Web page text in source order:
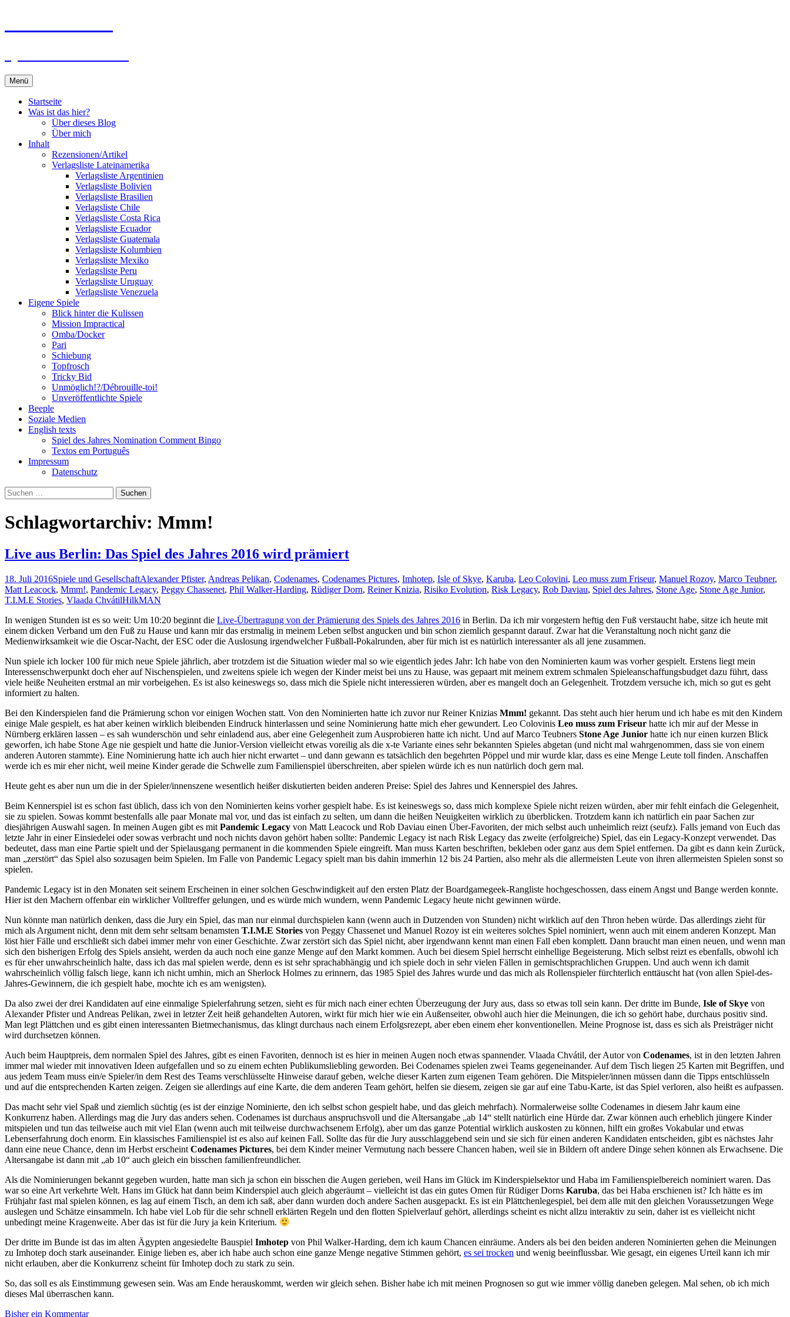
Menü
Startseite
Was ist das hier?
Über dieses Blog
Über mich
Inhalt
Rezensionen/Artikel
Verlagsliste Lateinamerika
Verlagsliste Argentinien
Verlagsliste Bolivien
Verlagsliste Brasilien
Verlagsliste Chile
Verlagsliste Costa Rica
Verlagsliste Ecuador
Verlagsliste Guatemala
Verlagsliste Kolumbien
Verlagsliste Mexiko
Verlagsliste Peru
Verlagsliste Uruguay
Verlagsliste Venezuela
Eigene Spiele
Blick hinter die Kulissen
Mission Impractical
Omba/Docker
Pari
Schiebung
Topfrosch
Tricky Bid
Unmöglich!?/Débrouille-toi!
Unveröffentlichte Spiele
Beeple
Soziale Medien
English texts
Spiel des Jahres Nomination Comment Bingo
Textos em Português
Impressum
Datenschutz
Suchen
nach:
Schlagwortarchiv: Mmm!
Live aus Berlin: Das Spiel des Jahres 2016 wird prämiert
18. Juli 2016Spiele und GesellschaftAlexander Pfister, Andreas Pelikan, Codenames, Codenames Pictures, Imhotep, Isle of Skye, Karuba, Leo Colovini, Leo muss zum Friseur, Manuel Rozoy, Marco Teubner,
Matt Leacock, Mmm!, Pandemic Legacy, Peggy Chassenet, Phil Walker-Harding, Rüdiger Dorn, Reiner Knizia, Risiko Evolution, Risk Legacy, Rob Daviau, Spiel des Jahres, Stone Age, Stone Age Junior,
T.I.M.E Stories, Vlaada ChvátilHilkMAN
In wenigen Stunden ist es so weit: Um 10:20 beginnt die Live-Übertragung von der Prämierung des Spiels des Jahres 2016 in Berlin. Da ich mir vorgestern heftig den Fuß verstaucht habe, sitze ich heute mit
einem dicken Verband um den Fuß zu Hause und kann mir das erstmalig in meinem Leben selbst angucken und bin schon ziemlich gespannt darauf. Zwar hat die Veranstaltung noch nicht ganz die
Medienwirksamkeit wie die Oscar-Nacht, der ESC oder die Auslosung irgendwelcher Fußball-Pokalrunden, aber für mich ist es natürlich interessanter als all jene zusammen.
Nun spiele ich locker 100 für mich neue Spiele jährlich, aber trotzdem ist die Situation wieder mal so wie eigentlich jedes Jahr: Ich habe von den Nominierten kaum was vorher gespielt. Erstens liegt mein
Interessenschwerpunkt doch eher auf Nischenspielen, und zweitens spiele ich wegen der Kinder meist bei uns zu Hause, was gepaart mit meinem extrem schmalen Spieleanschaffungsbudget dazu führt, dass
viele heiße Neuheiten erstmal an mir vorbeigehen. Es ist also keineswegs so, dass mich die Spiele nicht interessieren würden, aber es mangelt doch an Gelegenheit. Trotzdem versuche ich, mich so gut es geht
informiert zu halten.
Bei den Kinderspielen fand die Prämierung schon vor einigen Wochen statt. Von den Nominierten hatte ich zuvor nur Reiner Knizias Mmm! gekannt. Das steht auch hier herum und ich habe es mit den Kindern
einige Male gespielt, es hat aber keinen wirklich bleibenden Eindruck hinterlassen und seine Nominierung hatte mich eher gewundert. Leo Colovinis Leo muss zum Friseur hatte ich mir auf der Messe in
Nürnberg erklären lassen – es sah wunderschön und sehr einladend aus, aber eine Gelegenheit zum Ausprobieren hatte ich nicht. Und auf Marco Teubners Stone Age Junior hatte ich nur einen kurzen Blick
geworfen, ich habe Stone Age nie gespielt und hatte die Junior-Version vielleicht etwas voreilig als die x-te Variante eines sehr bekannten Spieles abgetan (und nicht mal wahrgenommen, dass sie von einem
anderen Autoren stammte). Eine Nominierung hatte ich auch hier nicht erwartet – und dann gewann es tatsächlich den begehrten Pöppel und mir wurde klar, dass es eine Menge Leute toll finden. Anschaffen
werde ich es mir eher nicht, weil meine Kinder gerade die Schwelle zum Familienspiel überschreiten, aber spielen würde ich es nun natürlich doch gern mal.
Heute geht es aber nun um die in der Spieler/innenszene wesentlich heißer diskutierten beiden anderen Preise: Spiel des Jahres und Kennerspiel des Jahres.
Beim Kennerspiel ist es schon fast üblich, dass ich von den Nominierten keins vorher gespielt habe. Es ist keineswegs so, dass mich komplexe Spiele nicht reizen würden, aber mir fehlt einfach die Gelegenheit,
sie zu spielen. Sowas kommt bestenfalls alle paar Monate mal vor, und das ist einfach zu selten, um dann die heißen Neuigkeiten wirklich zu überblicken. Trotzdem kann ich natürlich ein paar Sachen zur
diesjährigen Auswahl sagen. In meinen Augen gibt es mit Pandemic Legacy von Matt Leacock und Rob Daviau einen Über-Favoriten, der mich selbst auch unheimlich reizt (seufz). Falls jemand von Euch das
letzte Jahr in einer Einsiedelei oder sowas verbracht und noch nichts davon gehört haben sollte: Pandemic Legacy ist nach Risk Legacy das zweite (erfolgreiche) Spiel, das ein Legacy-Konzept verwendet. Das
bedeutet, dass man eine Partie spielt und der Spielausgang permanent in die kommenden Spiele eingreift. Man muss Karten beschriften, bekleben oder ganz aus dem Spiel entfernen. Da gibt es dann kein Zurück,
man „zerstört“ das Spiel also sozusagen beim Spielen. Im Falle von Pandemic Legacy spielt man bis dahin immerhin 12 bis 24 Partien, also mehr als die allermeisten Leute von ihren allermeisten Spielen sonst so
spielen.
Pandemic Legacy ist in den Monaten seit seinem Erscheinen in einer solchen Geschwindigkeit auf den ersten Platz der Boardgamegeek-Rangliste hochgeschossen, dass einem Angst und Bange werden konnte.
Hier ist den Machern offenbar ein wirklicher Volltreffer gelungen, und es würde mich wundern, wenn Pandemic Legacy heute nicht gewinnen würde.
Nun könnte man natürlich denken, dass die Jury ein Spiel, das man nur einmal durchspielen kann (wenn auch in Dutzenden von Stunden) nicht wirklich auf den Thron heben würde. Das allerdings zieht für
mich als Argument nicht, denn mit dem sehr seltsam benamsten T.I.M.E Stories von Peggy Chassenet und Manuel Rozoy ist ein weiteres solches Spiel nominiert, wenn auch mit einem anderen Konzept. Man
löst hier Fälle und erschließt sich dabei immer mehr von einer Geschichte. Zwar zerstört sich das Spiel nicht, aber irgendwann kennt man einen Fall eben komplett. Dann braucht man einen neuen, und wenn man
sich den bisherigen Erfolg des Spiels ansieht, werden da auch noch eine ganze Menge auf den Markt kommen. Auch bei diesem Spiel herrscht einhellige Begeisterung. Mich selbst reizt es ebenfalls, obwohl ich
es für eher unwahrscheinlich halte, dass ich das mal spielen werde, denn es ist sehr sprachabhängig und ich spiele doch in sehr vielen Fällen in gemischtsprachlichen Gruppen. Und auch wenn ich damit
wahrscheinlich völlig falsch liege, kann ich nicht umhin, mich an Sherlock Holmes zu erinnern, das 1985 Spiel des Jahres wurde und das mich als Rollenspieler fürchterlich enttäuscht hat (von allen Spiel-des-
Jahres-Gewinnern, die ich gespielt habe, mochte ich es am wenigsten).
Da also zwei der drei Kandidaten auf eine einmalige Spielerfahrung setzen, sieht es für mich nach einer echten Überzeugung der Jury aus, dass so etwas toll sein kann. Der dritte im Bunde, Isle of Skye von
Alexander Pfister und Andreas Pelikan, zwei in letzter Zeit heiß gehandelten Autoren, wirkt für mich hier wie ein Außenseiter, obwohl auch hier die Meinungen, die ich so gehört habe, durchaus positiv sind.
Man legt Plättchen und es gibt einen interessanten Bietmechanismus, das klingt durchaus nach einem Erfolgsrezept, aber eben einem eher konventionellen. Meine Prognose ist, dass es sich als Preisträger nicht
wird durchsetzen können.
Auch beim Hauptpreis, dem normalen Spiel des Jahres, gibt es einen Favoriten, dennoch ist es hier in meinen Augen noch etwas spannender. Vlaada Chvátil, der Autor von Codenames, ist in den letzten Jahren
immer mal wieder mit innovativen Ideen aufgefallen und so zu einem echten Publikumsliebling geworden. Bei Codenames spielen zwei Teams gegeneinander. Auf dem Tisch liegen 25 Karten mit Begriffen, und
aus jedem Team muss ein/e Spieler/in dem Rest des Teams verschlüsselte Hinweise darauf geben, welche dieser Karten zum eigenen Team gehören. Die Mitspieler/innen müssen dann die Tipps entschlüsseln
und auf die entsprechenden Karten zeigen. Zeigen sie allerdings auf eine Karte, die dem anderen Team gehört, helfen sie diesem, zeigen sie gar auf eine Tabu-Karte, ist das Spiel verloren, also heißt es aufpassen.
Das macht sehr viel Spaß und ziemlich süchtig (es ist der einzige Nominierte, den ich selbst schon gespielt habe, und das gleich mehrfach). Normalerweise sollte Codenames in diesem Jahr kaum eine
Konkurrenz haben. Allerdings mag die Jury das anders sehen. Codenames ist durchaus anspruchsvoll und die Altersangabe „ab 14“ stellt natürlich eine Hürde dar. Zwar können auch erheblich jüngere Kinder
mitspielen und tun das teilweise auch mit viel Elan (wenn auch mit teilweise durchwachsenem Erfolg), aber um das ganze Potential wirklich auskosten zu können, hilft ein großes Vokabular und etwas
Lebenserfahrung doch enorm. Ein klassisches Familienspiel ist es also auf keinen Fall. Sollte das für die Jury ausschlaggebend sein und sie sich für einen anderen Kandidaten entscheiden, gibt es nächstes Jahr
dann eine neue Chance, denn im Herbst erscheint Codenames Pictures, bei dem Kinder meiner Vermutung nach bessere Chancen haben, weil sie in Bildern oft andere Dinge sehen können als Erwachsene. Die
Altersangabe ist dann mit „ab 10“ auch gleich ein bisschen familienfreundlicher.
Als die Nominierungen bekannt gegeben wurden, hatte man sich ja schon ein bisschen die Augen gerieben, weil Hans im Glück im Kinderspielsektor und Haba im Familienspielbereich nominiert waren. Das
war so eine Art verkehrte Welt. Hans im Glück hat dann beim Kinderspiel auch gleich abgeräumt – vielleicht ist das ein gutes Omen für Rüdiger Dorns Karuba, das bei Haba erschienen ist? Ich hätte es im
Frühjahr fast mal spielen können, es lag auf einem Tisch, an dem ich saß, aber dann wurden doch andere Sachen ausgepackt. Es ist ein Plättchenlegespiel, bei dem alle mit den gleichen Voraussetzungen Wege
auslegen und Schätze einsammeln. Ich habe viel Lob für die sehr schnell erklärten Regeln und den flotten Spielverlauf gehört, allerdings scheint es nicht allzu interaktiv zu sein, daher ist es vielleicht nicht
unbedingt meine Kragenweite. Aber das ist für die Jury ja kein Kriterium.
Der dritte im Bunde ist das im alten Ägypten angesiedelte Bauspiel Imhotep von Phil Walker-Harding, dem ich kaum Chancen einräume. Anders als bei den beiden anderen Nominierten gehen die Meinungen
zu Imhotep doch stark auseinander. Einige lieben es, aber ich habe auch schon eine ganze Menge negative Stimmen gehört, es sei trocken und wenig beeinflussbar. Wie gesagt, ein eigenes Urteil kann ich mir
nicht erlauben, aber die Konkurrenz scheint für Imhotep doch zu stark zu sein.
So, das soll es als Einstimmung gewesen sein. Was am Ende herauskommt, werden wir gleich sehen. Bisher habe ich mit meinen Prognosen so gut wie immer völlig daneben gelegen. Mal sehen, ob ich mich
dieses Mal überraschen kann.
Bisher ein Kommentar